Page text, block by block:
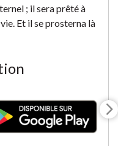
; il sera prêté à
Et il se prosterna là